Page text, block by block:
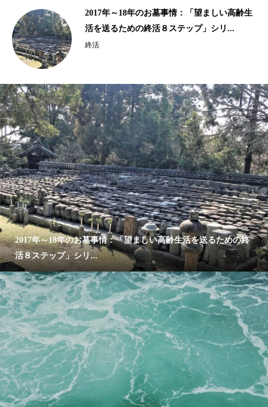
10年以上の歴史がある樹木葬、海洋散骨｜
2015年、2016年の終活ビジネス事情...
終活
2017年～18年のお墓事情：「望ましい高齢生活を送るための終
活８ステップ」シリ...